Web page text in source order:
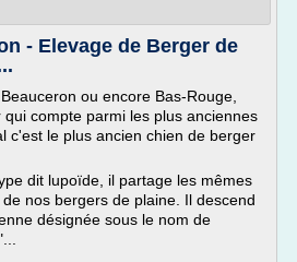
- Elevage de Berger de
ou encore Bas-Rouge,
compte parmi les plus anciennes
c'est le plus ancien chien de berger
dit lupoïde, il partage les mêmes
nos bergers de plaine. Il descend
désignée sous le nom de